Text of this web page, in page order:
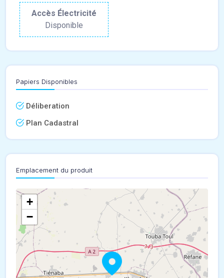
Accès Électricité
Disponible
Papiers Disponibles
Déliberation
Plan Cadastral
Emplacement du produit
+
−